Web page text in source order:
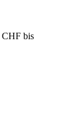
CHF bis